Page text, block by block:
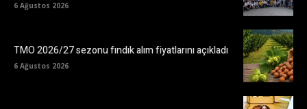
6 Ağustos 2026
TMO 2026/27 sezonu fındık alım fiyatlarını açıkladı
6 Ağustos 2026